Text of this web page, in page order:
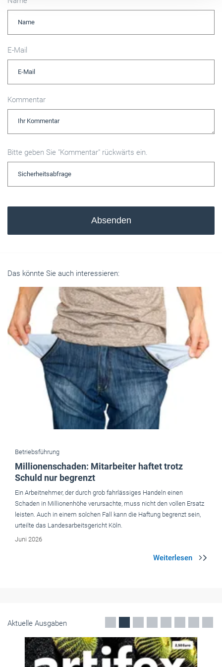
E-Mail
Kommentar
Bitte geben Sie "Kommentar" rückwärts ein.
Absenden
Das könnte Sie auch interessieren:
Betriebsführung
Millionenschaden: Mitarbeiter haftet trotz
Schuld nur begrenzt
Ein Arbeitnehmer, der durch grob fahrlässiges Handeln einen
Schaden in Millionenhöhe verursachte, muss nicht den vollen Ersatz
leisten. Auch in einem solchen Fall kann die Haftung begrenzt sein,
urteilte das Landesarbeitsgericht Köln.
Juni 2026
Aktuelle Ausgaben